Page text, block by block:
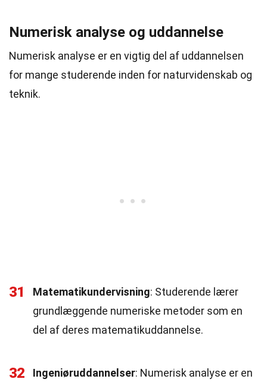
Numerisk analyse og uddannelse
Numerisk analyse er en vigtig del af uddannelsen
for mange studerende inden for naturvidenskab og
teknik.
31 Matematikundervisning: Studerende lærer
grundlæggende numeriske metoder som en
del af deres matematikuddannelse.
32 Ingeniøruddannelser: Numerisk analyse er en